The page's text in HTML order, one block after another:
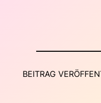
BEITRAG